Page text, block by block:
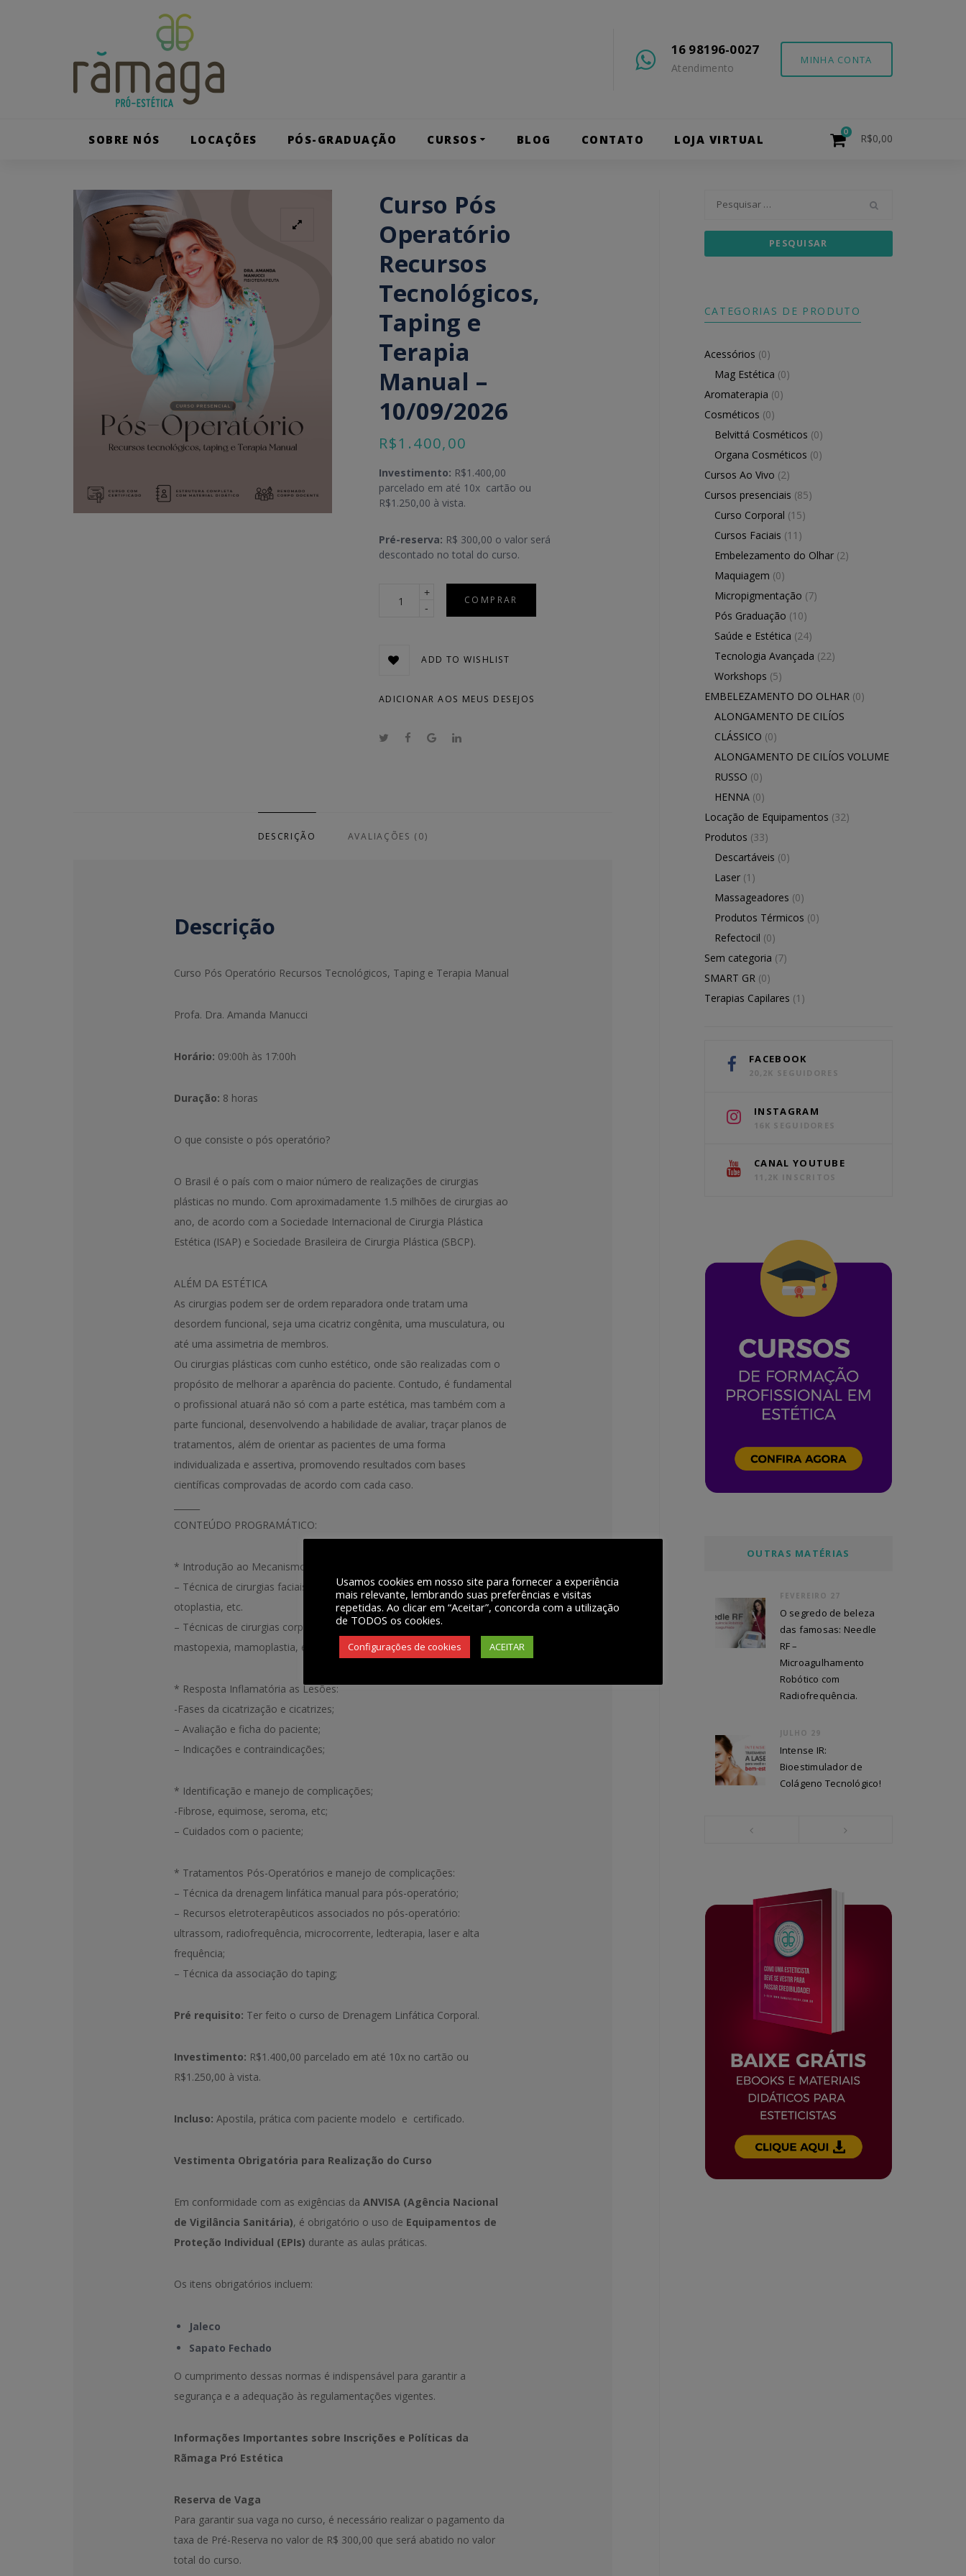
links
16 98196-0027
Atendimento
MINHA CONTA
SOBRE NÓS LOCAÇÕES PÓS-GRADUAÇÃO CURSOS BLOG CONTATO LOJA VIRTUAL
0 R$0,00
Curso Pós
Operatório
Recursos
Tecnológicos,
Taping e
Terapia
Manual –
10/09/2026
R$1.400,00
Investimento: R$1.400,00
parcelado em até 10x cartão ou
R$1.250,00 à vista.
Pré-reserva: R$ 300,00 o valor será
descontado no total do curso.
Quantidade
COMPRAR
ADD TO WISHLIST
ADICIONAR AOS MEUS DESEJOS
DESCRIÇÃO AVALIAÇÕES (0)
Descrição
Curso Pós Operatório Recursos Tecnológicos, Taping e Terapia Manual
Profa. Dra. Amanda Manucci
Horário: 09:00h às 17:00h
Duração: 8 horas
O que consiste o pós operatório?
O Brasil é o país com o maior número de realizações de cirurgias
plásticas no mundo. Com aproximadamente 1.5 milhões de cirurgias ao
ano, de acordo com a Sociedade Internacional de Cirurgia Plástica
Estética (ISAP) e Sociedade Brasileira de Cirurgia Plástica (SBCP).
ALÉM DA ESTÉTICA
As cirurgias podem ser de ordem reparadora onde tratam uma
desordem funcional, seja uma cicatriz congênita, uma musculatura, ou
até uma assimetria de membros.
Ou cirurgias plásticas com cunho estético, onde são realizadas com o
propósito de melhorar a aparência do paciente. Contudo, é fundamental
o profissional atuará não só com a parte estética, mas também com a
parte funcional, desenvolvendo a habilidade de avaliar, traçar planos de
tratamentos, além de orientar as pacientes de uma forma
individualizada e assertiva, promovendo resultados com bases
científicas comprovadas de acordo com cada caso.
CONTEÚDO PROGRAMÁTICO:
* Introdução ao Mecanismo da Lesão:
– Técnica de cirurgias faciais: lifting, blefaroplastia, rinoplastia,
otoplastia, etc.
– Técnicas de cirurgias corporais: abdominoplastia, lipoaspiração,
mastopexia, mamoplastia, etc.
* Resposta Inflamatória as Lesões:
-Fases da cicatrização e cicatrizes;
– Avaliação e ficha do paciente;
– Indicações e contraindicações;
* ⁠Identificação e manejo de complicações;
-Fibrose, equimose, seroma, etc;
– Cuidados com o paciente;
* Tratamentos Pós-Operatórios e manejo de complicações:
– Técnica da drenagem linfática manual para pós-operatório;
– Recursos eletroterapêuticos associados no pós-operatório:
ultrassom, radiofrequência, microcorrente, ledterapia, laser e alta
frequência;
– Técnica da associação do taping;
Pré requisito: Ter feito o curso de Drenagem Linfática Corporal.
Investimento: R$1.400,00 parcelado em até 10x no cartão ou
R$1.250,00 à vista.
Incluso: Apostila, prática com paciente modelo e certificado.
Vestimenta Obrigatória para Realização do Curso
Em conformidade com as exigências da ANVISA (Agência Nacional
de Vigilância Sanitária), é obrigatório o uso de Equipamentos de
Proteção Individual (EPIs) durante as aulas práticas.
Os itens obrigatórios incluem:
Jaleco
Sapato Fechado
O cumprimento dessas normas é indispensável para garantir a
segurança e a adequação às regulamentações vigentes.
Informações Importantes sobre Inscrições e Políticas da
Rãmaga Pró Estética
Reserva de Vaga
Para garantir sua vaga no curso, é necessário realizar o pagamento da
taxa de Pré-Reserva no valor de R$ 300,00 que será abatido no valor
total do curso.
por:
CATEGORIAS DE PRODUTO
Acessórios (0)
Mag Estética (0)
Aromaterapia (0)
Cosméticos (0)
Belvittá Cosméticos (0)
Organa Cosméticos (0)
Cursos Ao Vivo (2)
Cursos presenciais (85)
Curso Corporal (15)
Cursos Faciais (11)
Embelezamento do Olhar (2)
Maquiagem (0)
Micropigmentação (7)
Pós Graduação (10)
Saúde e Estética (24)
Tecnologia Avançada (22)
Workshops (5)
EMBELEZAMENTO DO OLHAR (0)
ALONGAMENTO DE CILÍOS
CLÁSSICO (0)
ALONGAMENTO DE CILÍOS VOLUME
RUSSO (0)
HENNA (0)
Locação de Equipamentos (32)
Produtos (33)
Descartáveis (0)
Laser (1)
Massageadores (0)
Produtos Térmicos (0)
Refectocil (0)
Sem categoria (7)
SMART GR (0)
Terapias Capilares (1)
FACEBOOK
20,2K SEGUIDORES
INSTAGRAM
16K SEGUIDORES
CANAL YOUTUBE
11,2K INSCRITOS
OUTRAS MATÉRIAS
FEVEREIRO 27
O segredo de beleza
das famosas: Needle
RF –
Microagulhamento
Robótico com
Radiofrequência.
JULHO 29
Intense IR:
Bioestimulador de
Colágeno Tecnológico!
Usamos cookies em nosso site para fornecer a experiência
mais relevante, lembrando suas preferências e visitas
repetidas. Ao clicar em “Aceitar”, concorda com a utilização
de TODOS os cookies.
Configurações de cookies ACEITAR